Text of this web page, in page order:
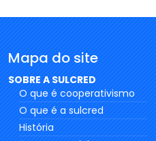
Mapa do site
SOBRE A SULCRED
O que é cooperativismo
O que é a sulcred
História